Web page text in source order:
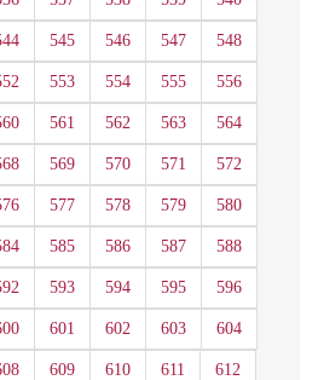
545 546 547 548
553 554 555 556
561 562 563 564
569 570 571 572
577 578 579 580
585 586 587 588
593 594 595 596
601 602 603 604
609 610 611 612